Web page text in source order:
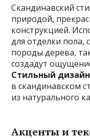
Скандинавский
природой,
конструкцией.
для отделки пола,
породы дерева,
создадут
Стильный
в скандинавском
из натурального
Акценты и